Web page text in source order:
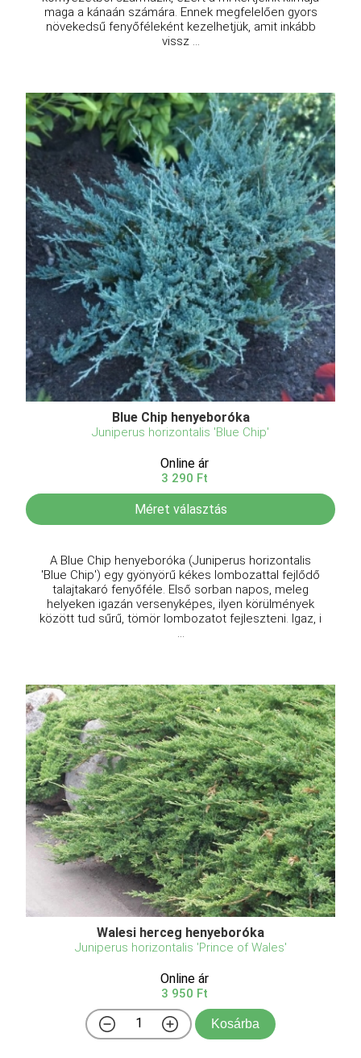
maga a kánaán számára. Ennek megfelelően gyors
növekedsű fenyőféleként kezelhetjük, amit inkább
vissz ...
Blue Chip henyeboróka
Juniperus horizontalis 'Blue Chip'
Online ár
3 290 Ft
Méret választás
A Blue Chip henyeboróka (Juniperus horizontalis
'Blue Chip') egy gyönyörű kékes lombozattal fejlődő
talajtakaró fenyőféle. Első sorban napos, meleg
helyeken igazán versenyképes, ilyen körülmények
között tud sűrű, tömör lombozatot fejleszteni. Igaz, i
...
Walesi herceg henyeboróka
Juniperus horizontalis 'Prince of Wales'
Online ár
3 950 Ft
Kosárba